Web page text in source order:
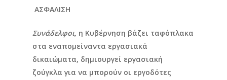
ΑΣΦΑΛΙΣΗ
Συνάδελφοι, η Κυβέρνηση βάζει ταφόπλακα
στα εναπομείναντα εργασιακά
δικαιώματα, δημιουργεί εργασιακή
ζούγκλα για να μπορούν οι εργοδότες